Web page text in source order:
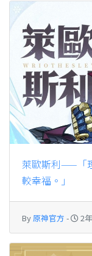
萊歐斯利——「
較幸福。」
By 原神官方 - 2